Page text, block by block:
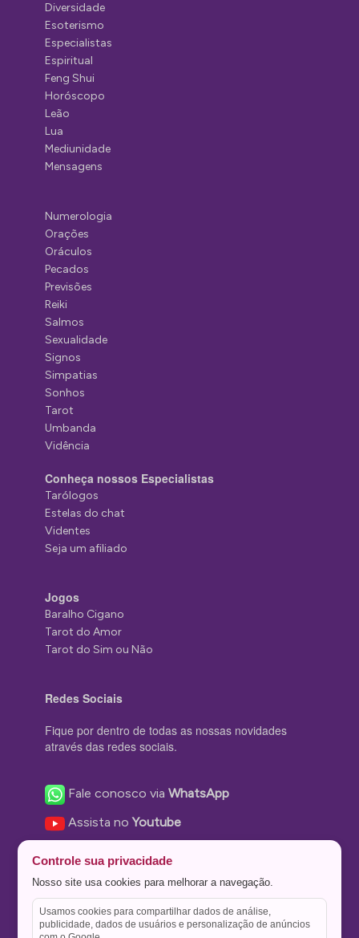
Diversidade
Esoterismo
Especialistas
Espiritual
Feng Shui
Horóscopo
Leão
Lua
Mediunidade
Mensagens
Numerologia
Orações
Oráculos
Pecados
Previsões
Reiki
Salmos
Sexualidade
Signos
Simpatias
Sonhos
Tarot
Umbanda
Vidência
Conheça nossos Especialistas
Tarólogos
Estelas do chat
Videntes
Seja um afiliado
Jogos
Baralho Cigano
Tarot do Amor
Tarot do Sim ou Não
Redes Sociais
Fique por dentro de todas as nossas novidades
através das redes sociais.
Fale conosco viaWhatsApp
Assista noYoutube
Nos siga no Instagram
Nos siga noTwitter
Controle sua privacidade
Nosso site usa cookies para melhorar a navegação.
Usamos cookies para compartilhar dados de análise,
publicidade, dados de usuários e personalização de anúncios